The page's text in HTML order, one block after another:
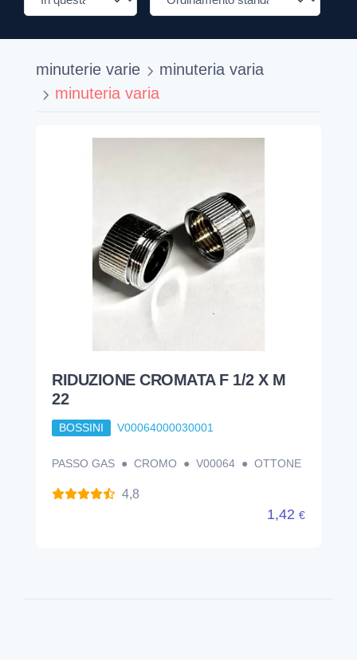
minuterie varie
minuteria varia
minuteria varia
RIDUZIONE CROMATA F 1/2 X M
22
BOSSINI V00064000030001
PASSO GAS ● CROMO ● V00064 ● OTTONE
4,8
1,42 €